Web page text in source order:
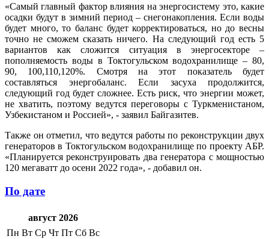
«Самый главный фактор влияния на энергосистему это, какие
осадки будут в зимний период – снегонакопления. Если воды
будет много, то баланс будет корректироваться, но до весны
точно не сможем сказать ничего. На следующий год есть 5
вариантов как сложится ситуация в энергосекторе –
пополняемость воды в Токтогульском водохранилище – 80,
90, 100,110,120%. Смотря на этот показатель будет
составляться энергобаланс. Если засуха продолжится,
следующий год будет сложнее. Есть риск, что энергии может,
не хватить, поэтому ведутся переговоры с Туркменистаном,
Узбекистаном и Россией», - заявил Байгазитев.
Также он отметил, что ведутся работы по реконструкции двух
генераторов в Токтогульском водохранилище по проекту АБР.
«Планируется реконструировать два генератора с мощностью
120 мегаватт до осени 2022 года», - добавил он.
По дате
август 2026
Пн Вт Ср Чт Пт Сб Вс